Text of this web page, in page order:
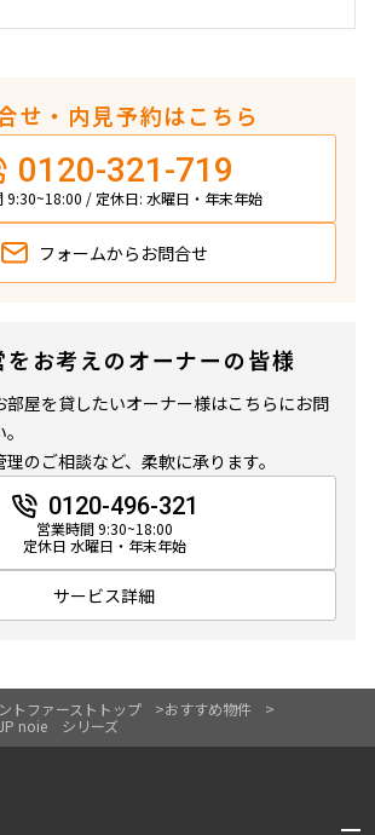
トファーストトップ
おすすめ物件
noie シリーズ
せ・内見予約はこちら
0120-321-719
9:30~18:00 / 定休日: 水曜日・年末年始
フォームから お問合せ
をお考えのオーナーの皆様
部屋を貸したいオーナー様はこちらにお問
のご相談など、柔軟に承ります。
0120-496-321
営業時間 9:30~18:00
定休日 水曜日・年末年始
サービス詳細
開閉